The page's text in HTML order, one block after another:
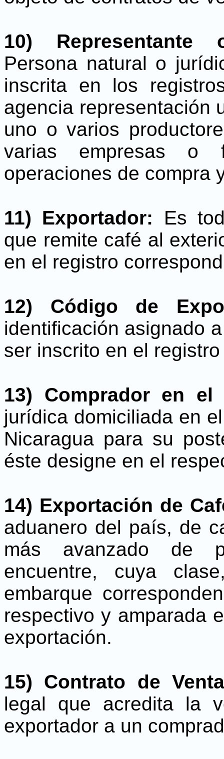
10) Representante
Persona natural o
inscrita en los
agencia representación
uno o varios
varias empresas o
operaciones de compra
11) Exportador: Es
que remite café al
en el registro
12) Código de
identificación asignado
ser inscrito en el
13) Comprador en el
jurídica domiciliada en
Nicaragua para su
éste designe en el
14) Exportación de
aduanero del país, de
más avanzado de
encuentre, cuya
embarque
respectivo y amparada
exportación.
15) Contrato de
legal que acredita la
exportador a un